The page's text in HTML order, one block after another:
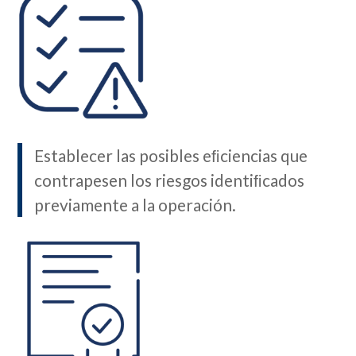
Establecer las posibles eﬁciencias que
contrapesen los riesgos identiﬁcados
previamente a la operación.